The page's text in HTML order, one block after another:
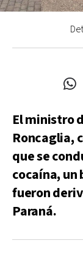
El ministro
Roncaglia,
que se
cocaína, un
fueron
Paraná.